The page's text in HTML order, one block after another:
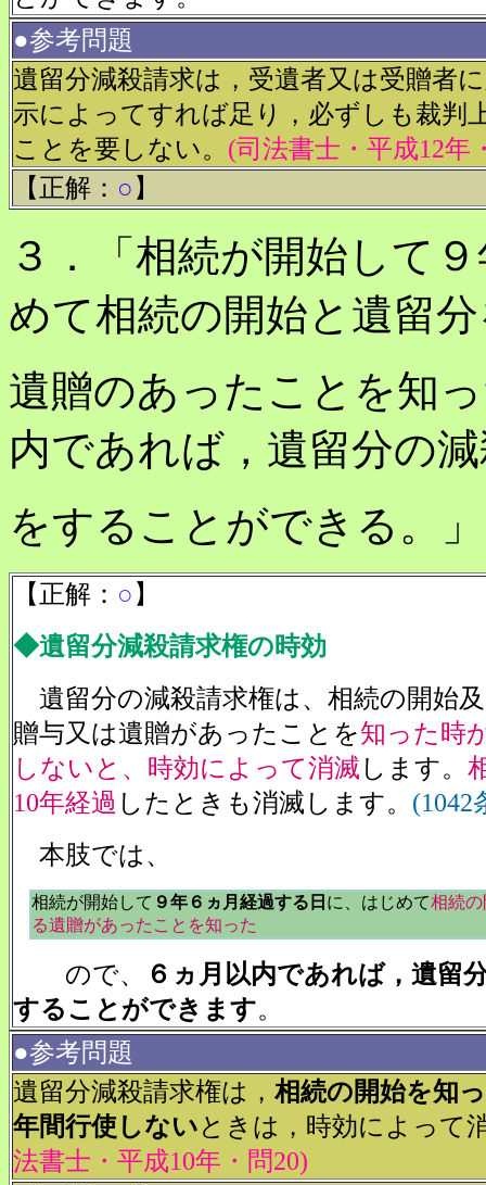
●参考問題
遺留分減殺請求は，受遺者又は受贈者
示によってすれば足り，必ずしも裁判
ことを要しない。 (司法書士・平成12年
【正解： ○ 】
３．「相続が開始して
めて相続の開始と遺留
遺贈のあったことを知
内であれば，遺留分の
をすることができる。」
【正解： ○ 】
◆遺留分減殺請求権の時効
遺留分の減殺請求権は、相続の開始
贈与又は遺贈があったことを知った時
しないと、時効によって消滅 します。
10年経過 したときも消滅します。 (1042
本肢では、
相続が開始して ９年６ヵ月経過する日 に、はじめて相続
る遺贈があったことを知った
ので、
６ヵ月以内であれば，遺留
することができます。
●参考問題
遺留分減殺請求権は， 相続の開始を知
年間行使しないときは，時効によって
法書士・平成10年・問20)